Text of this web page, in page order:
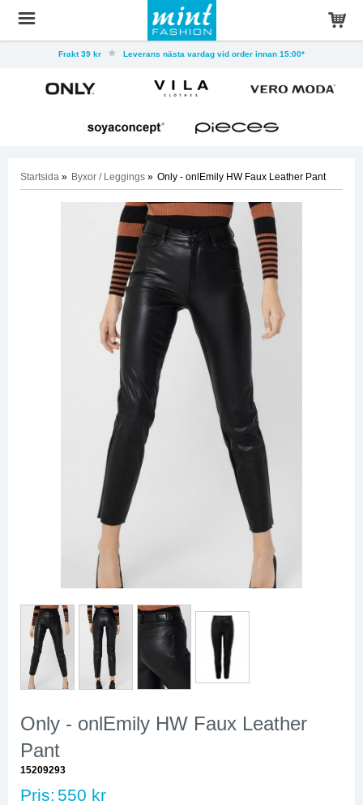
Frakt 39 kr Leverans nästa vardag vid order innan 15:00*
Startsida » Byxor / Leggings » Only - onlEmily HW Faux Leather Pant
Only - onlEmily HW Faux Leather
Pant
15209293
Pris: 550 kr